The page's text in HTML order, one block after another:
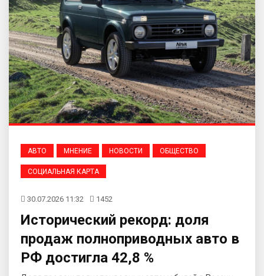
АВТО МНЕНИЕ НОВОСТИ ОБЩЕСТВО
СОЦИАЛЬНАЯ КАРТА
30.07.2026 11:32 1452
Исторический рекорд: доля
продаж полноприводных авто в
РФ достигла 42,8 %